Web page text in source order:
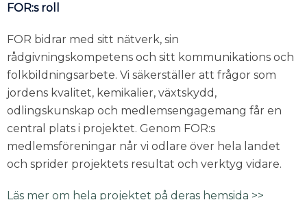
FOR:s roll
FOR bidrar med sitt nätverk, sin
rådgivningskompetens och sitt kommunikations och
folkbildningsarbete. Vi säkerställer att frågor som
jordens kvalitet, kemikalier, växtskydd,
odlingskunskap och medlemsengagemang får en
central plats i projektet. Genom FOR:s
medlemsföreningar når vi odlare över hela landet
och sprider projektets resultat och verktyg vidare.
Läs mer om hela projektet på deras hemsida >>